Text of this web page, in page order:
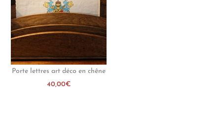
Porte lettres art déco en chêne
40,00€